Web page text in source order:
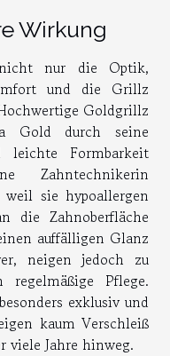
Wirkung
nur die Optik,
und die Grillz
Goldgrillz
Gold durch seine
leichte Formbarkeit
Zahntechnikerin
sie hypoallergen
die Zahnoberfläche
auffälligen Glanz
neigen jedoch zu
regelmäßige Pflege.
exklusiv und
kaum Verschleiß
viele Jahre hinweg.